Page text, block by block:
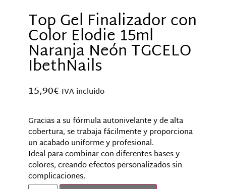
Top Gel Finalizador con
Color Elodie 15ml
Naranja Neón TGCELO
IbethNails
15,90€ IVA incluido
Gracias a su fórmula autonivelante y de alta
cobertura, se trabaja fácilmente y proporciona
un acabado uniforme y profesional.
Ideal para combinar con diferentes bases y
colores, creando efectos personalizados sin
complicaciones.